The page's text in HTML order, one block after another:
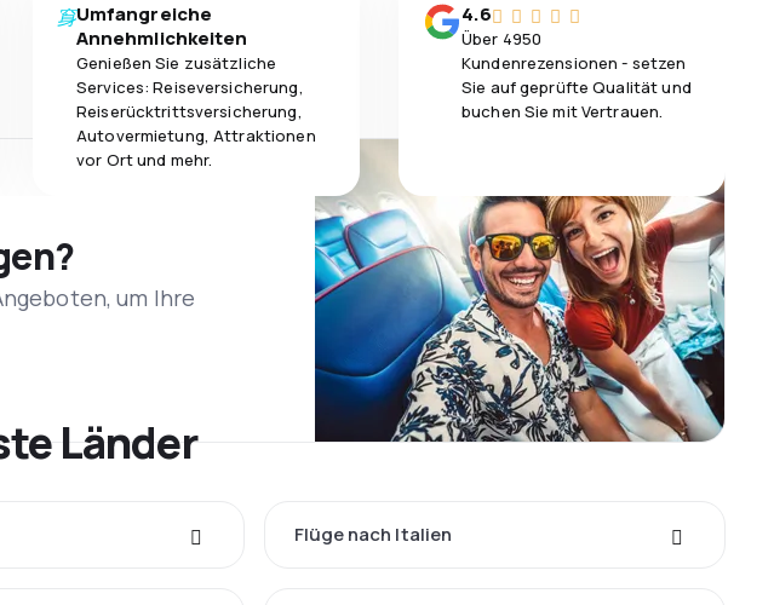
Umfangreiche
Annehmlichkeiten
Genießen Sie zusätzliche
Services: Reiseversicherung,
Reiserücktrittsversicherung,
Autovermietung, Attraktionen
vor Ort und mehr.
4.6
Über 4950
Kundenrezensionen - setzen
Sie auf geprüfte Qualität und
buchen Sie mit Vertrauen.
um Ihre
Länder
Flüge nach Italien